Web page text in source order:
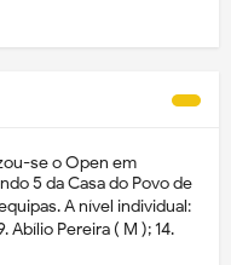
se o Open em
5 da Casa do Povo de
A nível individual:
Abílio Pereira ( M ); 14.